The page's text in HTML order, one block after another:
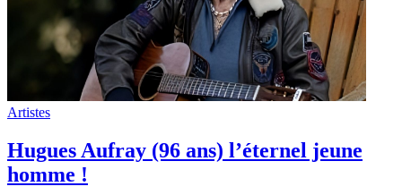
Artistes
Hugues Aufray (96 ans) l’éternel jeune
homme !